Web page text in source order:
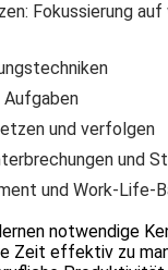
Fokussierung
Aufgaben
und verfolgen
und
und Work-Life-
notwendige
Zeit effektiv zu